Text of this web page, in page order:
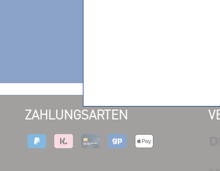
ZAHLUNGSARTEN